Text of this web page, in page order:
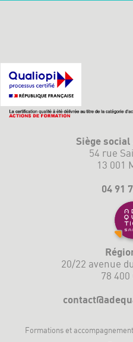
Siège
54 rue
13 001
04 91
20/22 avenue
78
Formations et